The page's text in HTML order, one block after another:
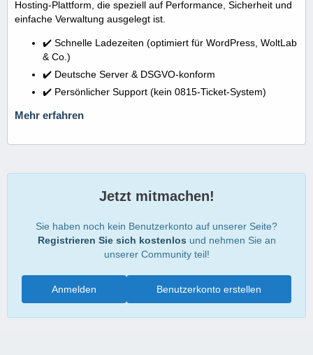
Hosting-Plattform, die speziell auf Performance, Sicherheit und
einfache Verwaltung ausgelegt ist.
✔️ Schnelle Ladezeiten (optimiert für WordPress, WoltLab
& Co.)
✔️ Deutsche Server & DSGVO-konform
✔️ Persönlicher Support (kein 0815-Ticket-System)
Mehr erfahren
Jetzt mitmachen!
Sie haben noch kein Benutzerkonto auf unserer Seite?
Registrieren Sie sich kostenlos und nehmen Sie an
unserer Community teil!
Benutzerkonto erstellen
Anmelden